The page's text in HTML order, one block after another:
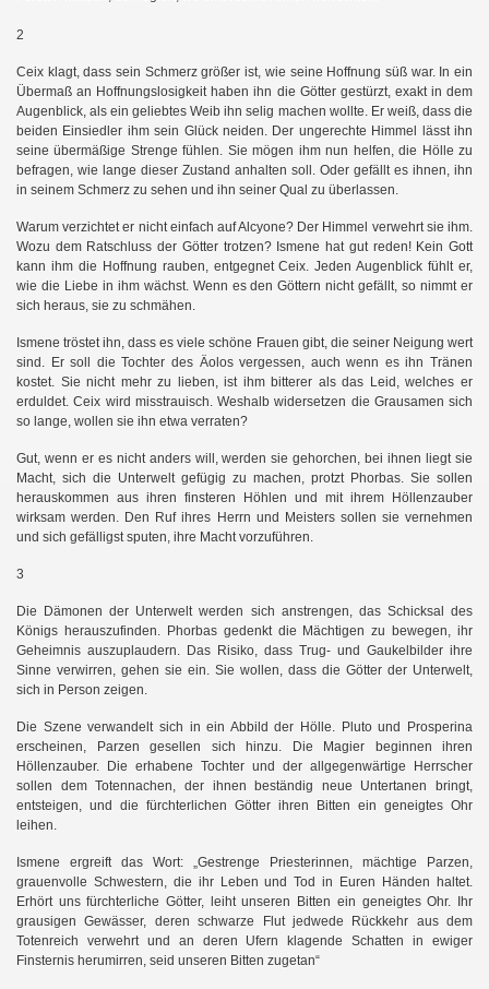
2
Ceix klagt, dass sein Schmerz größer ist, wie seine Hoffnung süß war. In ein
Übermaß an Hoffnungslosigkeit haben ihn die Götter gestürzt, exakt in dem
Augenblick, als ein geliebtes Weib ihn selig machen wollte. Er weiß, dass die
beiden Einsiedler ihm sein Glück neiden. Der ungerechte Himmel lässt ihn
seine übermäßige Strenge fühlen. Sie mögen ihm nun helfen, die Hölle zu
befragen, wie lange dieser Zustand anhalten soll. Oder gefällt es ihnen, ihn
in seinem Schmerz zu sehen und ihn seiner Qual zu überlassen.
Warum verzichtet er nicht einfach auf Alcyone? Der Himmel verwehrt sie ihm.
Wozu dem Ratschluss der Götter trotzen? Ismene hat gut reden! Kein Gott
kann ihm die Hoffnung rauben, entgegnet Ceix. Jeden Augenblick fühlt er,
wie die Liebe in ihm wächst. Wenn es den Göttern nicht gefällt, so nimmt er
sich heraus, sie zu schmähen.
Ismene tröstet ihn, dass es viele schöne Frauen gibt, die seiner Neigung wert
sind. Er soll die Tochter des Äolos vergessen, auch wenn es ihn Tränen
kostet. Sie nicht mehr zu lieben, ist ihm bitterer als das Leid, welches er
erduldet. Ceix wird misstrauisch. Weshalb widersetzen die Grausamen sich
so lange, wollen sie ihn etwa verraten?
Gut, wenn er es nicht anders will, werden sie gehorchen, bei ihnen liegt sie
Macht, sich die Unterwelt gefügig zu machen, protzt Phorbas. Sie sollen
herauskommen aus ihren finsteren Höhlen und mit ihrem Höllenzauber
wirksam werden. Den Ruf ihres Herrn und Meisters sollen sie vernehmen
und sich gefälligst sputen, ihre Macht vorzuführen.
3
Die Dämonen der Unterwelt werden sich anstrengen, das Schicksal des
Königs herauszufinden. Phorbas gedenkt die Mächtigen zu bewegen, ihr
Geheimnis auszuplaudern. Das Risiko, dass Trug- und Gaukelbilder ihre
Sinne verwirren, gehen sie ein. Sie wollen, dass die Götter der Unterwelt,
sich in Person zeigen.
Die Szene verwandelt sich in ein Abbild der Hölle. Pluto und Prosperina
erscheinen, Parzen gesellen sich hinzu. Die Magier beginnen ihren
Höllenzauber. Die erhabene Tochter und der allgegenwärtige Herrscher
sollen dem Totennachen, der ihnen beständig neue Untertanen bringt,
entsteigen, und die fürchterlichen Götter ihren Bitten ein geneigtes Ohr
leihen.
Ismene ergreift das Wort: „Gestrenge Priesterinnen, mächtige Parzen,
grauenvolle Schwestern, die ihr Leben und Tod in Euren Händen haltet.
Erhört uns fürchterliche Götter, leiht unseren Bitten ein geneigtes Ohr. Ihr
grausigen Gewässer, deren schwarze Flut jedwede Rückkehr aus dem
Totenreich verwehrt und an deren Ufern klagende Schatten in ewiger
Finsternis herumirren, seid unseren Bitten zugetan“